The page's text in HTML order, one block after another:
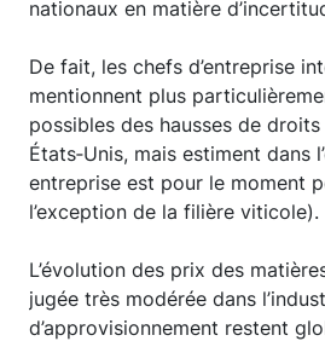
nationaux en matière
De fait, les chefs d’entreprise
mentionnent plus
possibles des hausses de
États‑Unis, mais estiment dans
entreprise est pour le moment
l’exception de la filière viticole).
L’évolution des prix des
jugée très modérée dans
d’approvisionnement restent